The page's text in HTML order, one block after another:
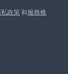
政策 和服務條